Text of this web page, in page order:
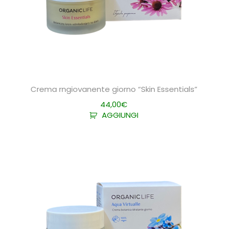
Crema rngiovanente giorno “Skin Essentials”
44,00€
AGGIUNGI